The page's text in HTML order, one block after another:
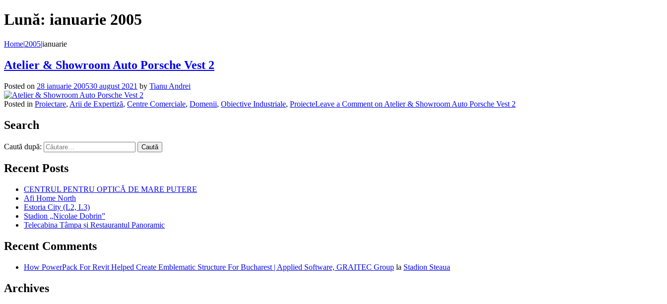
Lună: ianuarie 2005
Home|2005|ianuarie
Atelier & Showroom Auto Porsche Vest 2
Posted on 28 ianuarie 200530 august 2021 by Tianu Andrei
Posted in Proiectare, Arii de Expertiză, Centre Comerciale, Domenii, Obiective Industriale, ProiecteLeave a Comment on Atelier & Showroom Auto Porsche Vest 2
Search
Caută după:
Recent Posts
CENTRUL PENTRU OPTICĂ DE MARE PUTERE
Afi Home North
Estoria City (L2, L3)
Stadion „Nicolae Dobrin”
Telecabina Tâmpa și Restaurantul Panoramic
Recent Comments
How PowerPack For Revit Helped Create Emblematic Structure For Bucharest | Applied Software, GRAITEC Group la Stadion Steaua
Archives